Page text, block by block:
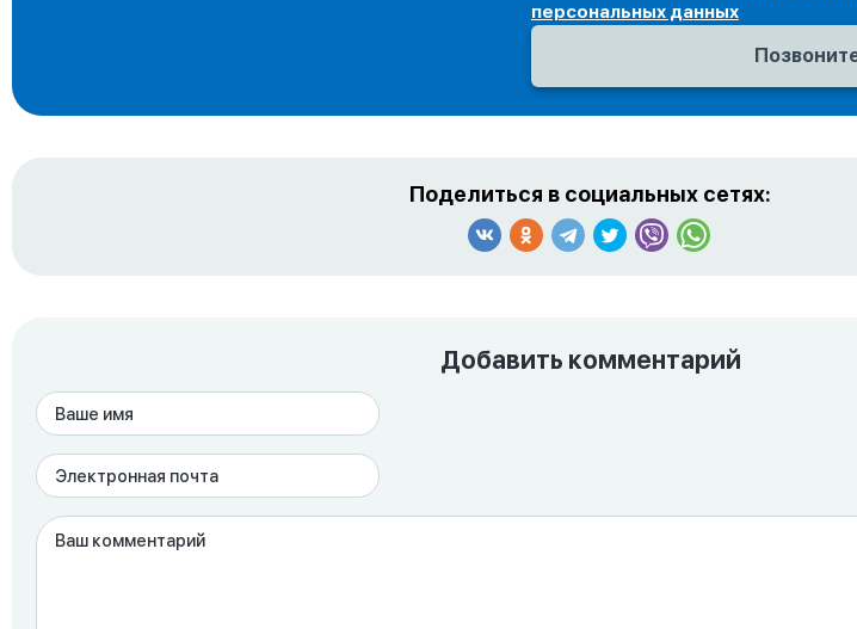
персональных данных
Поделиться в социальных сетях:
Добавить комментарий